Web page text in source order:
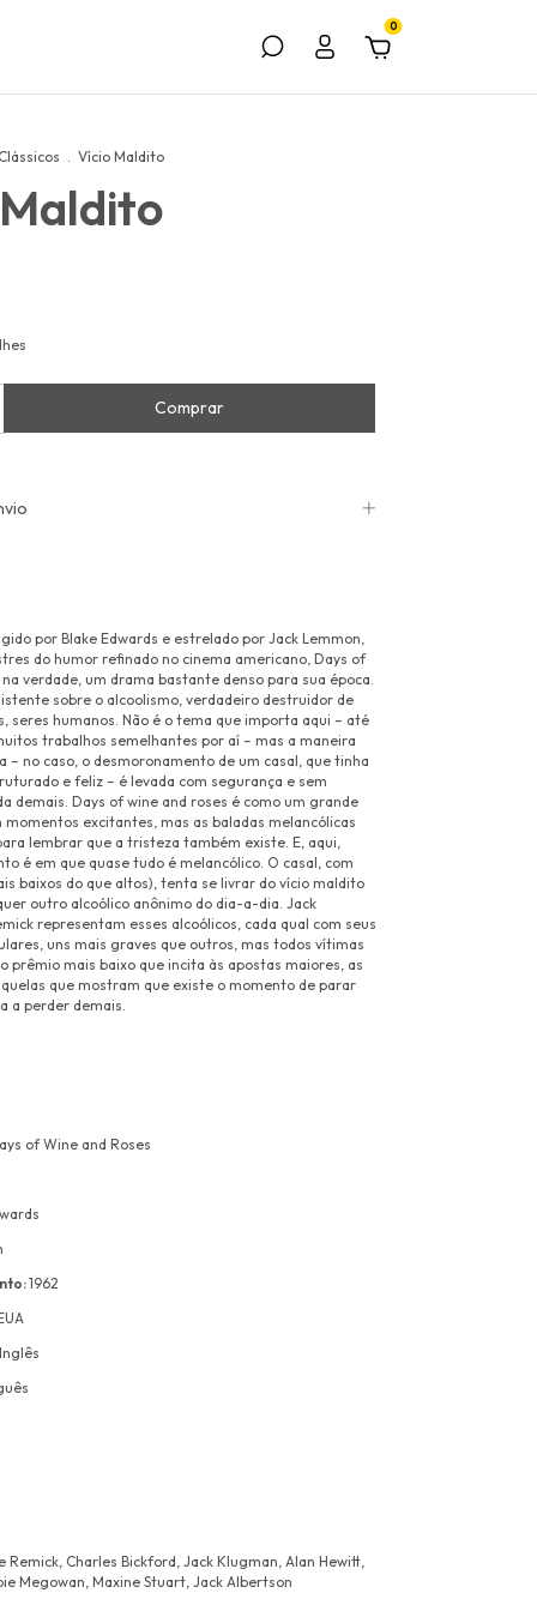
0
. Vício Maldito
por Blake Edwards e estrelado por Jack Lemmon,
do humor refinado no cinema americano, Days of
verdade, um drama bastante denso para sua época.
sobre o alcoolismo, verdadeiro destruidor de
seres humanos. Não é o tema que importa aqui – até
trabalhos semelhantes por aí – mas a maneira
– no caso, o desmoronamento de um casal, que tinha
e feliz – é levada com segurança e sem
demais. Days of wine and roses é como um grande
momentos excitantes, mas as baladas melancólicas
lembrar que a tristeza também existe. E, aqui,
é em que quase tudo é melancólico. O casal, com
baixos do que altos), tenta se livrar do vício maldito
outro alcoólico anônimo do dia-a-dia. Jack
representam esses alcoólicos, cada qual com seus
uns mais graves que outros, mas todos vítimas
prêmio mais baixo que incita às apostas maiores, as
que mostram que existe o momento de parar
a perder demais.
of Wine and Roses
1962
Inglês
Remick, Charles Bickford, Jack Klugman, Alan Hewitt,
Megowan, Maxine Stuart, Jack Albertson